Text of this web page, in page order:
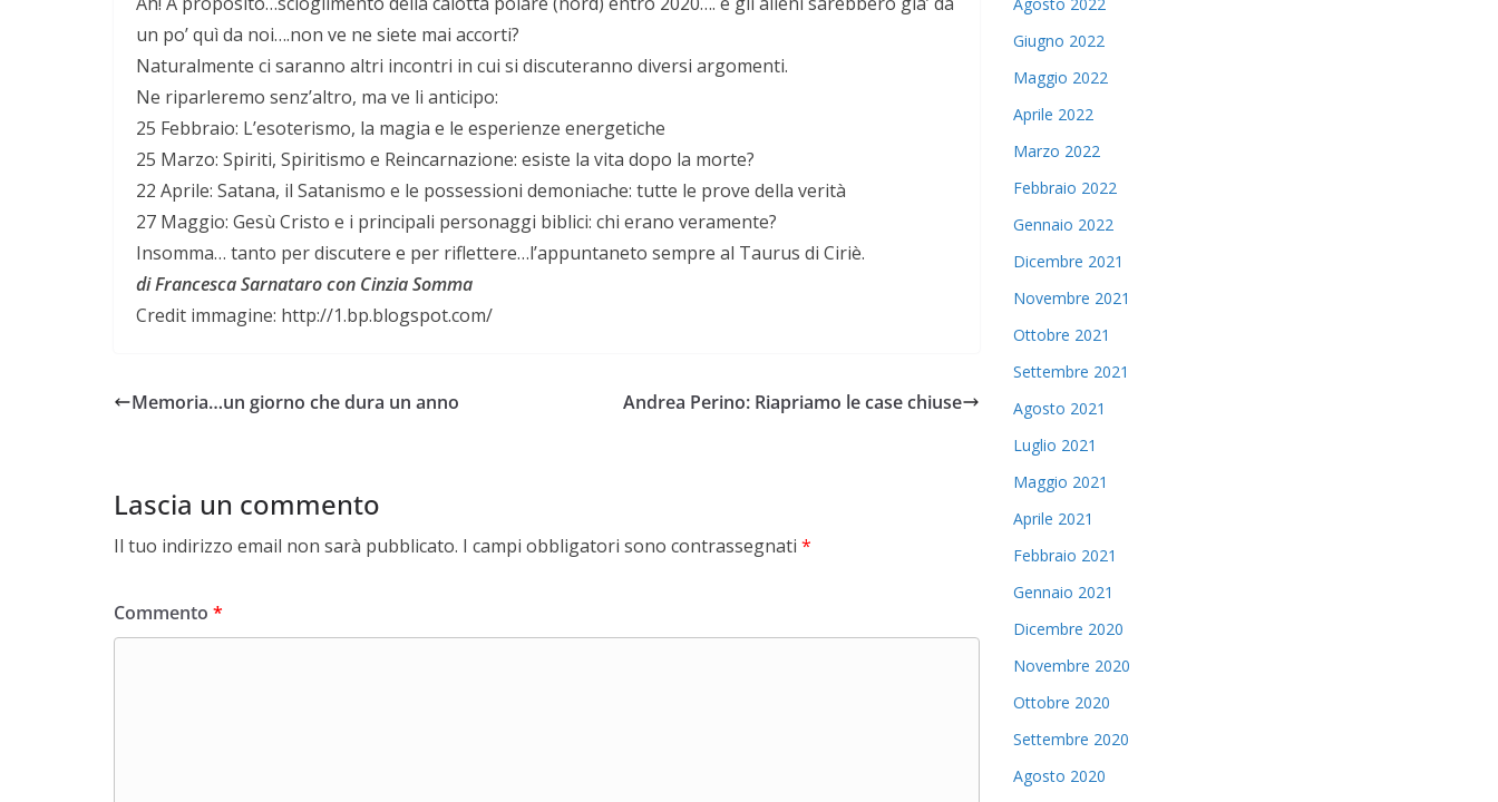
un po’ quì da noi….non ve ne siete mai accorti?
Naturalmente ci saranno altri incontri in cui si discuteranno diversi argomenti.
Ne riparleremo senz’altro, ma ve li anticipo:
25 Febbraio: L’esoterismo, la magia e le esperienze energetiche
25 Marzo: Spiriti, Spiritismo e Reincarnazione: esiste la vita dopo la morte?
22 Aprile: Satana, il Satanismo e le possessioni demoniache: tutte le prove della verità
27 Maggio: Gesù Cristo e i principali personaggi biblici: chi erano veramente?
Insomma… tanto per discutere e per riflettere…l’appuntaneto sempre al Taurus di Ciriè.
di Francesca Sarnataro con Cinzia Somma
Credit immagine: http://1.bp.blogspot.com/
Memoria…un giorno che dura un anno Andrea Perino: Riapriamo le case chiuse
Lascia un commento
Il tuo indirizzo email non sarà pubblicato. I campi obbligatori sono contrassegnati *
Commento *
Giugno 2022
Maggio 2022
Aprile 2022
Marzo 2022
Febbraio 2022
Gennaio 2022
Dicembre 2021
Novembre 2021
Ottobre 2021
Settembre 2021
Agosto 2021
Luglio 2021
Maggio 2021
Aprile 2021
Febbraio 2021
Gennaio 2021
Dicembre 2020
Novembre 2020
Ottobre 2020
Settembre 2020
Agosto 2020